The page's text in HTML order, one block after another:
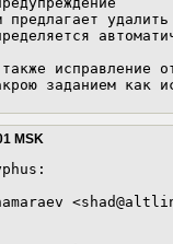
исправление
заданием как
MSK